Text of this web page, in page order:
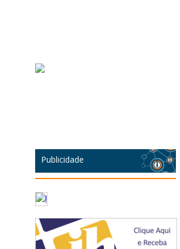
Publicidade